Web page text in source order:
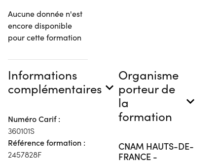
Aucune donnée n'est
encore disponible
pour cette formation
Informations
complémentaires
Numéro Carif :
360101S
Référence formation :
2457828F
Organisme
porteur de
la
formation
CNAM HAUTS-DE-
FRANCE -